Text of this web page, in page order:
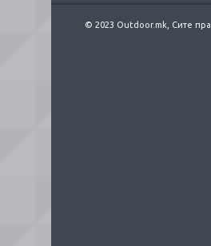
© 2023 Outdoor.mk, Сите